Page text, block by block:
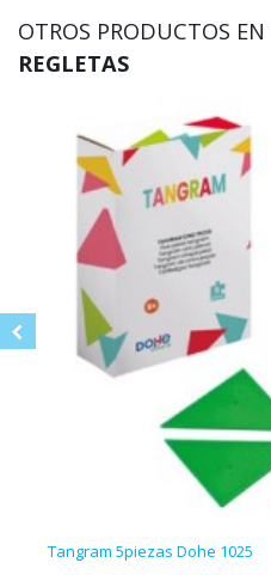
OTROS PRODUCTOS EN
REGLETAS
Tangram 5piezas Dohe 1025